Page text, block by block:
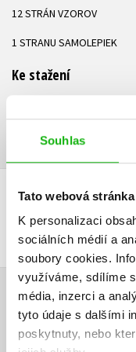
Souhlas
Tato webová
K personalizaci
sociálních médií a
soubory cookies.
využíváme, sdílíme
média, inzerci a
tyto údaje s dalšími
poskytnuty, nebo
12 STRÁN VZOROV
1 STRANU SAMOLEPIEK
Ke stažení
Ukázka.pdf
DALŠÍ TITULY Z
HODNOCENÍ
V současné době nejsou